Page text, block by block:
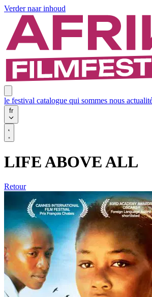
Verder naar inhoud
le festival catalogue qui sommes nous
fr
LIFE ABOVE ALL
Retour